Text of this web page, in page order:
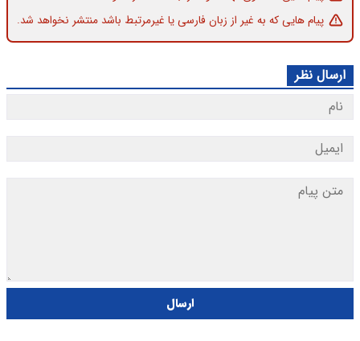
پیام هایی که به غیر از زبان فارسی یا غیرمرتبط باشد منتشر نخواهد شد.
ارسال نظر
ارسال